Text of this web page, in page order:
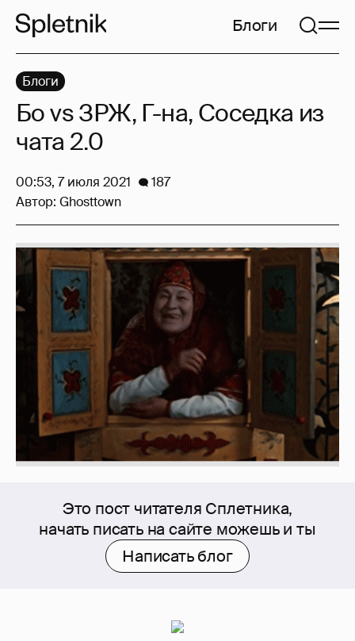
Блоги
Это пост читателя Сплетника,
начать писать на сайте можешь и ты
Написать блог
Блоги
Бо vs ЗРЖ, Г-на, Соседка из
чата 2.0
00:53, 7 июля 2021
187
Автор: Ghosttown